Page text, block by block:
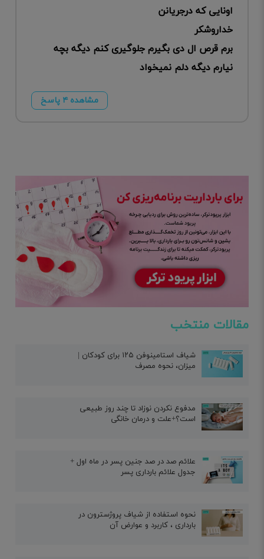
اونایی که درجریانن
خداروشکر
برم قرص ال دی بگیرم جلوگیری کنم دیگه بچه
نیارم دیگه دلم نمیخواد
مشاهده ۴ پاسخ
مقالات منتخب
شیاف استامینوفن ۱۲۵ برای کودکان |
میزان، نحوه مصرف
مدفوع نکردن نوزاد تا چند روز طبیعی
است؟+علت و درمان خانگی
علائم صد در صد جنین پسر در ماه اول +
جدول علائم بارداری پسر
نحوه استفاده از شیاف پروژسترون در
بارداری ، کاربرد و عوارض آن